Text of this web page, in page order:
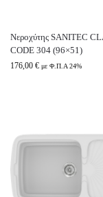
Νεροχύτης SANITEC
CODE 304 (96×51)
176,00 € με Φ.Π.Α 24%